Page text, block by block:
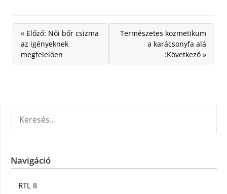
« Előző: Női bőr csizma
az igényeknek
megfelelően
Természetes kozmetikum
a karácsonyfa alá
:Következő »
Navigáció
RTL II